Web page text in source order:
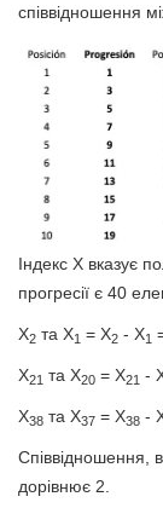
співвідношення
Індекс X вказує
прогресії є 40
X2 та X1 = X2 - Х1
X21 та X20 = X21 -
X38 та X37 = X38 -
Співвідношення,
дорівнює 2.